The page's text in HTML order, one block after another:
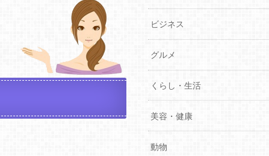
ビジネス
グルメ
くらし・生活
美容・健康
動物